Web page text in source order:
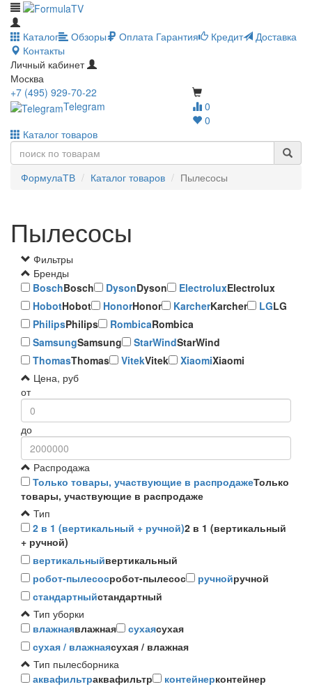
Каталог Обзоры Оплата Гарантия Кредит
Доставка
Контакты
Личный кабинет
Москва
0
0
+7 (495) 929-70-22
Telegram
Каталог товаров
ФормулаТВ Каталог товаров Пылесосы
Пылесосы
Фильтры
Бренды
BoschBosch DysonDyson ElectroluxElectrolux
HobotHobot HonorHonor KarcherKarcher LGLG
PhilipsPhilips RombicaRombica
SamsungSamsung StarWindStarWind
ThomasThomas VitekVitek XiaomiXiaomi
Цена, руб
от
до
Распродажа
Только товары, участвующие в распродажеТолько
товары, участвующие в распродаже
Тип
2 в 1 (вертикальный + ручной)2 в 1 (вертикальный
+ ручной)
вертикальныйвертикальный
робот-пылесосробот-пылесос ручнойручной
стандартныйстандартный
Тип уборки
влажнаявлажная сухаясухая
сухая / влажнаясухая / влажная
Тип пылесборника
аквафильтраквафильтр контейнерконтейнер